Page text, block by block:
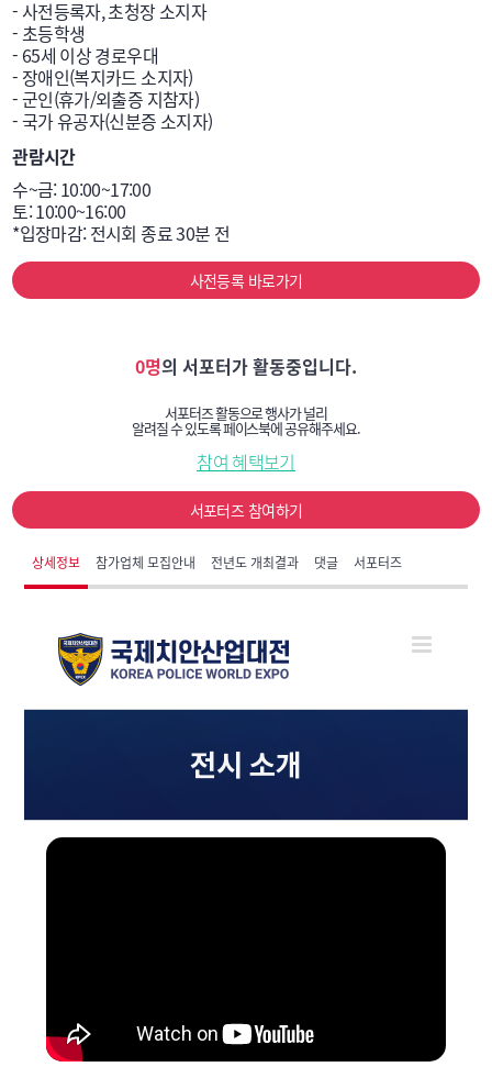
- 사전등록자, 초청장 소지자
- 초등학생
- 65세 이상 경로우대
- 장애인(복지카드 소지자)
- 군인(휴가/외출증 지참자)
- 국가 유공자(신분증 소지자)
관람시간
수~금: 10:00~17:00
토: 10:00~16:00
*입장마감: 전시회 종료 30분 전
사전등록 바로가기
0명의 서포터가 활동중입니다.
서포터즈 활동으로 행사가 널리
알려질 수 있도록 페이스북에 공유해주세요.
참여 혜택보기
서포터즈 참여하기
상세정보 참가업체 모집안내 전년도 개최결과 댓글 서포터즈